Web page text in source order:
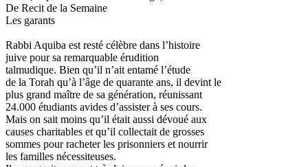
De Recit de la Semaine
Les garants
Rabbi Aquiba est resté célèbre dans l’histoire
juive pour sa remarquable érudition
talmudique. Bien qu’il n’ait entamé l’étude
de la Torah qu’à l’âge de quarante ans, il devint le
plus grand maître de sa génération, réunissant
24.000 étudiants avides d’assister à ses cours.
Mais on sait moins qu’il était aussi dévoué aux
causes charitables et qu’il collectait de grosses
sommes pour racheter les prisonniers et nourrir
les familles nécessiteuses.